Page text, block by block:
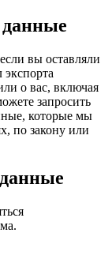
вы оставляли
о вас, включая
запросить
которые мы
по закону или